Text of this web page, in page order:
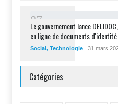
87
Le gouvernement lance
en ligne de documents d'identité
Social, Technologie 31 mars
Catégories